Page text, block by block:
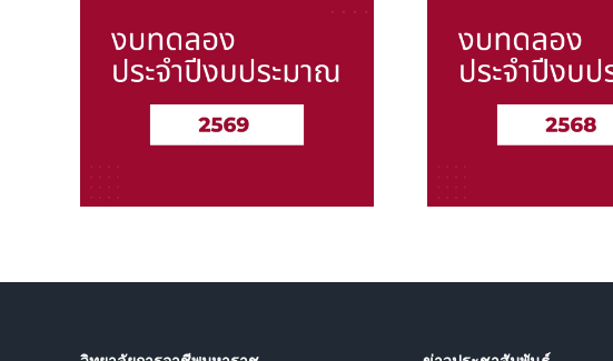
งบทดลองประจำปี งบ
ประมาณ 2568
งบทดลอ
ประม